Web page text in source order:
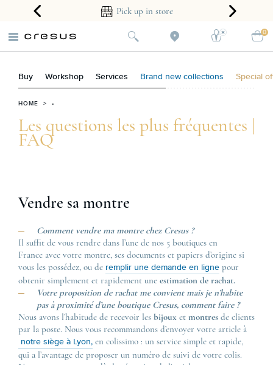
guarantee Pick up in store
0
Buy Workshop Services Brand new collections Special
HOME > •
Les questions les plus fréquentes |
FAQ
Vendre sa montre
Comment vendre ma montre chez Cresus ?
Il suffit de vous rendre dans l’une de nos 5 boutiques en
France avec votre montre, ses documents et papiers d’origine si
vous les possédez, ou de remplir une demande en ligne pour
obtenir simplement et rapidement une estimation de rachat.
Votre proposition de rachat me convient mais je n’habite
pas à proximité d’une boutique Cresus, comment faire ?
Nous avons l’habitude de recevoir les bijoux et montres de clients
par la poste. Nous vous recommandons d’envoyer votre article à
notre siège à Lyon, en colissimo : un service simple et rapide,
qui a l’avantage de proposer un numéro de suivi de votre colis.